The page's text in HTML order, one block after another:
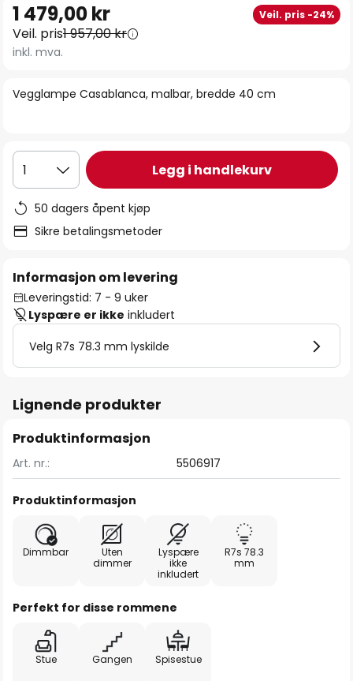
begynnelsen
av
Vegglampe Casablanca, malbar, bredde 40 cm
1 479,00 kr Veil. pris -24%
Veil. pris1 957,00 kr
inkl. mva.
1 Legg i handlekurv
50 dagers åpent kjøp
Sikre betalingsmetoder
Informasjon om levering
Leveringstid: 7 - 9 uker
Lyspære er ikke inkludert
Velg R7s 78.3 mm lyskilde
Lignende produkter
Produktinformasjon
Art. nr.: 5506917
Produktinformasjon
Dimmbar
Uten
dimmer
Lyspære
ikke
inkludert
R7s 78.3
mm
Perfekt for disse rommene
Stue Gangen Spisestue